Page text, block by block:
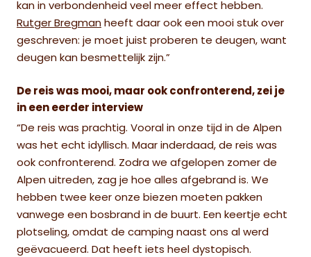
kan in verbondenheid veel meer effect hebben.
Rutger Bregman heeft daar ook een mooi stuk over
geschreven: je moet juist proberen te deugen, want
deugen kan besmettelijk zijn.”
De reis was mooi, maar ook confronterend, zei je
in een eerder interview
“De reis was prachtig. Vooral in onze tijd in de Alpen
was het echt idyllisch. Maar inderdaad, de reis was
ook confronterend. Zodra we afgelopen zomer de
Alpen uitreden, zag je hoe alles afgebrand is. We
hebben twee keer onze biezen moeten pakken
vanwege een bosbrand in de buurt. Een keertje echt
plotseling, omdat de camping naast ons al werd
geëvacueerd. Dat heeft iets heel dystopisch.